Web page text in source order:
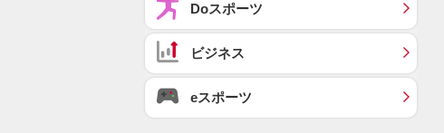
Doスポーツ
ビジネス
eスポーツ